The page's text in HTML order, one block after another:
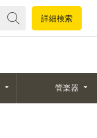
詳細検索
管楽器